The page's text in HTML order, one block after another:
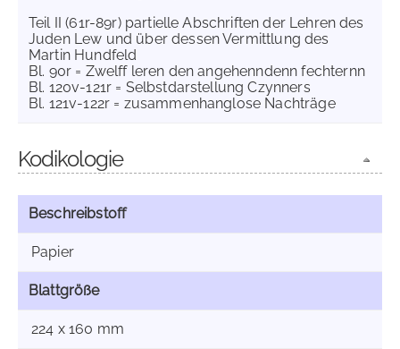
Teil II (61r-89r) partielle Abschriften der Lehren des
Juden Lew und über dessen Vermittlung des
Martin Hundfeld
Bl. 90r = Zwelff leren den angehenndenn fechternn
Bl. 120v-121r = Selbstdarstellung Czynners
Bl. 121v-122r = zusammenhanglose Nachträge
Kodikologie
Beschreibstoff
Papier
Blattgröße
224 x 160 mm